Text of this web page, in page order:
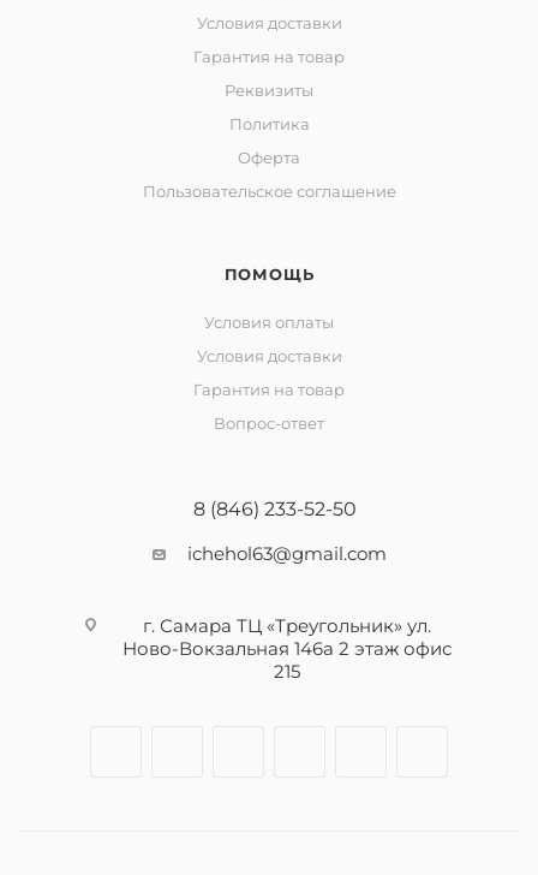
Условия доставки
Гарантия на товар
Реквизиты
Политика
Оферта
Пользовательское соглашение
ПОМОЩЬ
Условия оплаты
Условия доставки
Гарантия на товар
Вопрос-ответ
8 (846) 233-52-50
ichehol63@gmail.com
г. Самара ТЦ «Треугольник» ул.
Ново-Вокзальная 146а 2 этаж офис
215